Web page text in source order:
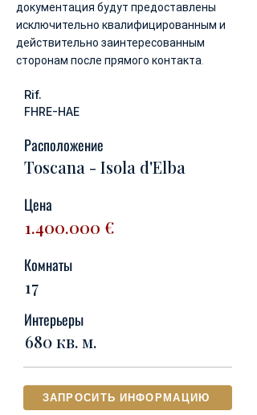
документация будут предоставлены
исключительно квалифицированным и
действительно заинтересованным
сторонам после прямого контакта.
Rif.
FHRE-HAE
Расположение
Toscana - Isola d'Elba
Цена
1.400.000 €
Комнаты
17
Интерьеры
680 кв. м.
ЗАПРОСИТЬ ИНФОРМАЦИЮ